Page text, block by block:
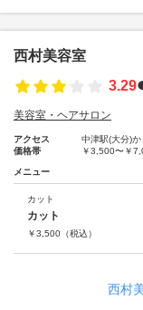
西村美容室
3.29
美容室・ヘアサロン
アクセス
中津駅(大分)
価格帯
￥3,500〜￥
メニュー
カット
カット
￥3,500 （税込）
西村